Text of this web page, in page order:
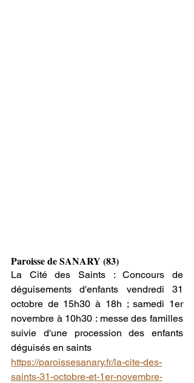
Paroisse de SANARY (83)
La Cité des Saints : Concours de
déguisements d'enfants vendredi 31
octobre de 15h30 à 18h ; samedi 1er
novembre à 10h30 : messe des familles
suivie d'une procession des enfants
déguisés en saints
https://paroissesanary.fr/la-cite-des-
saints-31-octobre-et-1er-novembre-